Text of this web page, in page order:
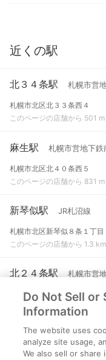
近くの駅
北３４条駅 札幌市営
札幌市北区北３３条西４
このページの店舗から 501 m
麻生駅 札幌市営地下鉄
札幌市北区北４０条西５
このページの店舗から 831 m
新琴似駅 JR札沼線
札幌市北区新琴似８条１丁目
このページの店舗から 1.3 km
北２４条駅 札幌市営
札幌市北区北２３条西４
このページの店舗から 1.5 km
新川駅 JR札沼線
札幌市北区新川四条１丁目
Do Not Sell or
Information
The website uses
analyze site usage,
We also sell or